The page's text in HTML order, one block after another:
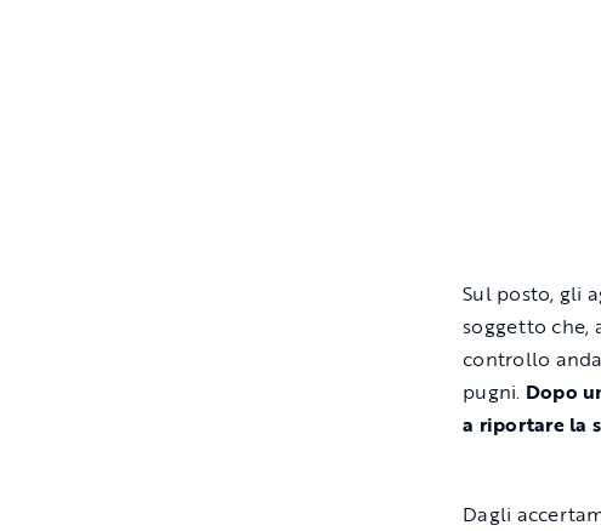
Sul posto, gli
soggetto che,
controllo
pugni. Dopo
a riportare la
Dagli